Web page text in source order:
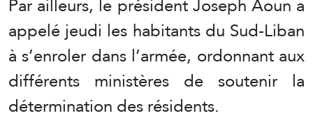
appelé jeudi les habitants du Sud-Liban
à s’enroler dans l’armée, ordonnant aux
différents ministères de soutenir la
détermination des résidents.